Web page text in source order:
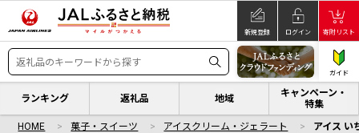
新規登録 ログイン 寄附リスト
ガイド
ランキング 返礼品 地域
キャンペーン・
特集
HOME 菓子・スイーツ アイスクリーム・ジェラート
アイス い